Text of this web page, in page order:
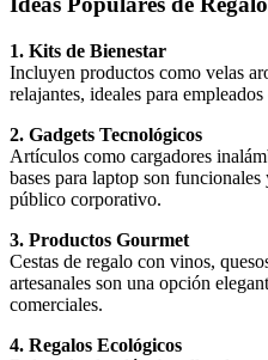
1. Kits de Bienestar
Incluyen productos como velas
relajantes, ideales para
2. Gadgets Tecnológicos
Artículos como cargadores
bases para laptop son
público corporativo.
3. Productos Gourmet
Cestas de regalo con vinos,
artesanales son una opción
comerciales.
4. Regalos Ecológicos